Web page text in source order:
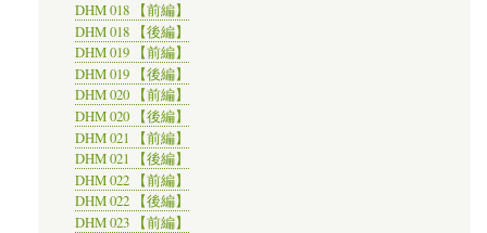
DHM 018 【前編】
DHM 018 【後編】
DHM 019 【前編】
DHM 019 【後編】
DHM 020 【前編】
DHM 020 【後編】
DHM 021 【前編】
DHM 021 【後編】
DHM 022 【前編】
DHM 022 【後編】
DHM 023 【前編】